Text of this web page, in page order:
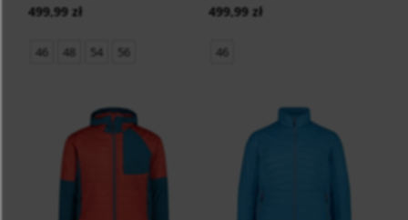
499,99 zł
46 48 54 56
499,99 zł
46